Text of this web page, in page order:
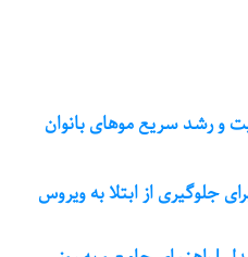
و رشد سریع موهای بانوان
جلوگیری از ابتلا به ویروس